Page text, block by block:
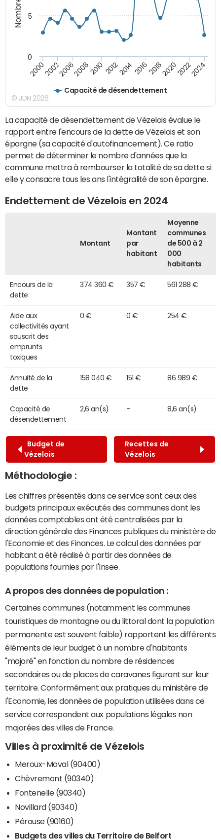
Capacité de désendettement
20002002200620082010 2012201420162018202020222024
0
5
© JDN 2026
La capacité de désendettement de Vézelois évalue le
rapport entre l'encours de la dette de Vézelois et son
épargne (sa capacité d'autofinancement). Ce ratio
permet de déterminer le nombre d'années que la
commune mettra à rembourser la totalité de sa dette si
elle y consacre tous les ans l'intégralité de son épargne.
Endettement de Vézelois en 2024
Montant
Montant
par
habitant
Moyenne
communes
de 500 à 2
000
habitants
Encours de la
dette
374 360 € 357 € 561 288 €
Aide aux
collectivités ayant
souscrit des
emprunts
toxiques
0 € 0 € 254 €
Annuité de la
dette
158 040 € 151 € 86 989 €
Capacité de
désendettement
2,6 an(s) - 8,6 an(s)
Budget de
Vézelois
Recettes de
Vézelois
Méthodologie :
Les chiffres présentés dans ce service sont ceux des
budgets principaux exécutés des communes dont les
données comptables ont été centralisées par la
direction générale des Finances publiques du ministère de
l'Economie et des Finances. Le calcul des données par
habitant a été réalisé à partir des données de
populations fournies par l'Insee.
A propos des données de population :
Certaines communes (notamment les communes
touristiques de montagne ou du littoral dont la population
permanente est souvent faible) rapportent les différents
éléments de leur budget à un nombre d'habitants
"majoré" en fonction du nombre de résidences
secondaires ou de places de caravanes figurant sur leur
territoire. Conformément aux pratiques du ministère de
l'Economie, les données de population utilisées dans ce
service correspondent aux populations légales non
majorées des villes de France.
Villes à proximité de Vézelois
Meroux-Moval (90400)
Chèvremont (90340)
Fontenelle (90340)
Novillard (90340)
Pérouse (90160)
Budgets des villes du Territoire de Belfort